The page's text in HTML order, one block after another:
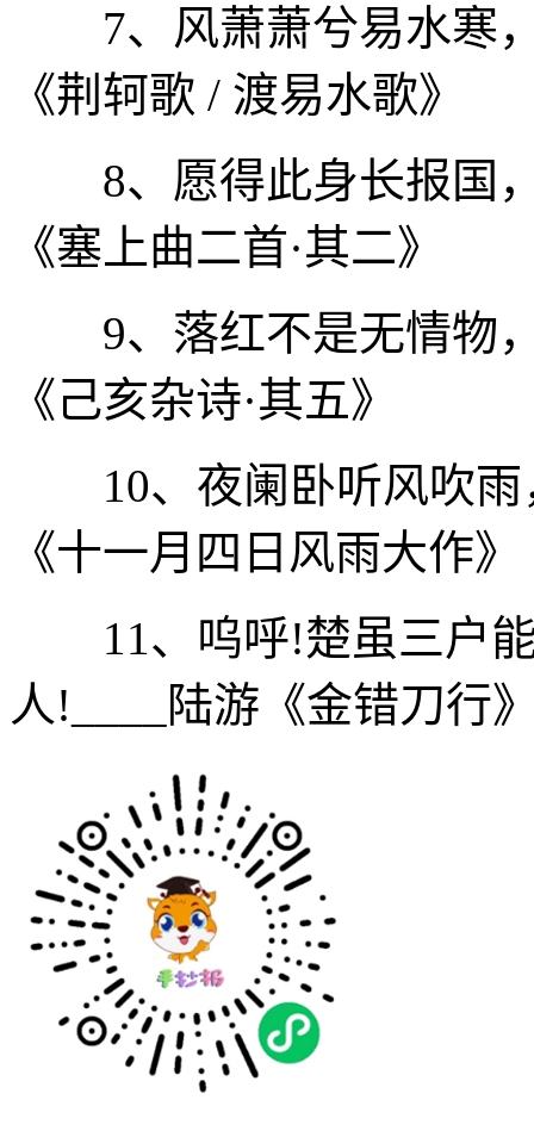
7、风萧萧兮易水寒，
《荆轲歌 / 渡易水歌》
8、愿得此身长报国，
《塞上曲二首·其二》
9、落红不是无情物，
《己亥杂诗·其五》
10、夜阑卧听风吹雨
《十一月四日风雨大作》
11、呜呼!楚虽三户能
人!____陆游《金错刀行